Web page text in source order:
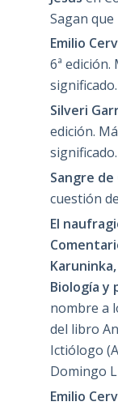
Sagan
Emilio
6ª edición.
significado.
Silveri
edición.
significado.
Sangre
cuestión
El
Biología y
nombre a
del libro
Ictiólogo
Domingo
Emilio